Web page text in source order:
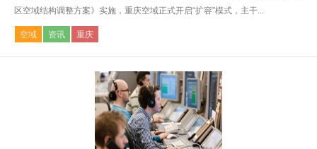
区空域结构调整方案》实施，重庆空域正式开启“扩容”模式，主干...
空域 资讯 重庆